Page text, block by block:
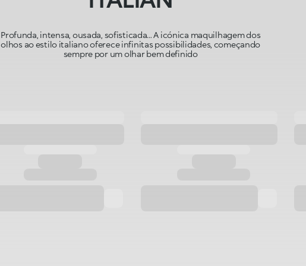
Profunda, intensa, ousada, sofisticada... A icónica maquilhagem dos
olhos ao estilo italiano oferece infinitas possibilidades, começando
sempre por um olhar bem definido